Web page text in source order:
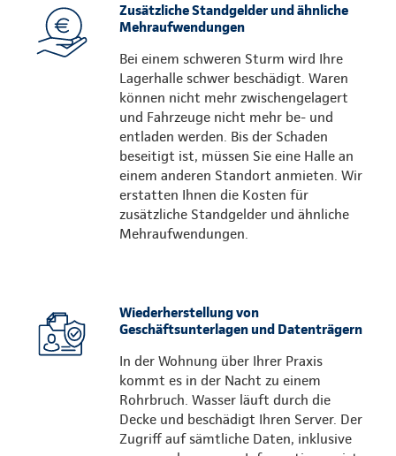
Zusätzliche Standgelder und ähnliche
Mehraufwendungen
Bei einem schweren Sturm wird Ihre
Lagerhalle schwer beschädigt. Waren
können nicht mehr zwischengelagert
und Fahrzeuge nicht mehr be- und
entladen werden. Bis der Schaden
beseitigt ist, müssen Sie eine Halle an
einem anderen Standort anmieten. Wir
erstatten Ihnen die Kosten für
zusätzliche Standgelder und ähnliche
Mehraufwendungen.
Wiederherstellung von
Geschäftsunterlagen und Datenträgern
In der Wohnung über Ihrer Praxis
kommt es in der Nacht zu einem
Rohrbruch. Wasser läuft durch die
Decke und beschädigt Ihren Server. Der
Zugriff auf sämtliche Daten, inklusive